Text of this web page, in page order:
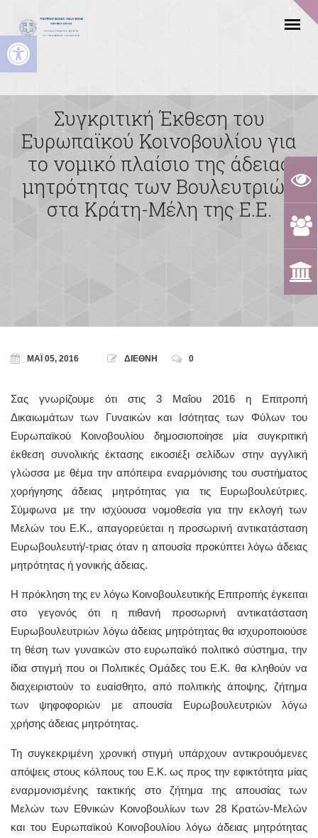
Ανοίξτε τη γραμμή εργαλείων
Συγκριτική Έκθεση του
Ευρωπαϊκού Κοινοβουλίου για
το νομικό πλαίσιο της άδειας
μητρότητας των Βουλευτριών
στα Κράτη-Μέλη της Ε.Ε.
ΜΆΙ 05, 2016 ΔΙΕΘΝΗ 0
Σας γνωρίζουμε ότι στις 3 Μαΐου 2016 η Επιτροπή
Δικαιωμάτων των Γυναικών και Ισότητας των Φύλων του
Ευρωπαϊκού Κοινοβουλίου δημοσιοποίησε μία συγκριτική
έκθεση συνολικής έκτασης εικοσιέξι σελίδων στην αγγλική
γλώσσα με θέμα την απόπειρα εναρμόνισης του συστήματος
χορήγησης άδειας μητρότητας για τις Ευρωβουλεύτριες.
Σύμφωνα με την ισχύουσα νομοθεσία για την εκλογή των
Μελών του Ε.Κ., απαγορεύεται η προσωρινή αντικατάσταση
Ευρωβουλευτή/-τριας όταν η απουσία προκύπτει λόγω άδειας
μητρότητας ή γονικής άδειας.
Η πρόκληση της εν λόγω Κοινοβουλευτικής Επιτροπής έγκειται
στο γεγονός ότι η πιθανή προσωρινή αντικατάσταση
Ευρωβουλευτριών λόγω άδειας μητρότητας θα ισχυροποιούσε
τη θέση των γυναικών στο ευρωπαϊκό πολιτικό σύστημα, την
ίδια στιγμή που οι Πολιτικές Ομάδες του Ε.Κ. θα κληθούν να
διαχειριστούν το ευαίσθητο, από πολιτικής άποψης, ζήτημα
των ψηφοφοριών με απουσία Ευρωβουλευτριών λόγω
χρήσης άδειας μητρότητας.
Τη συγκεκριμένη χρονική στιγμή υπάρχουν αντικρουόμενες
απόψεις στους κόλπους του Ε.Κ. ως προς την εφικτότητα μίας
εναρμονισμένης τακτικής στο ζήτημα της απουσίας των
Μελών των Εθνικών Κοινοβουλίων των 28 Κρατών-Μελών
και του Ευρωπαϊκού Κοινοβουλίου λόγω άδειας μητρότητας